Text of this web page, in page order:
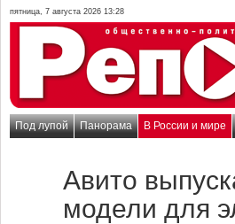
пятница, 7 августа 2026 13:28
Под лупой Панорама В России и мире
Авито
модели для